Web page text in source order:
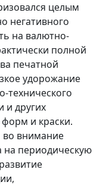
целым
негативного
на валютно-
полной
печатной
удорожание
технического
и других
и краски.
во внимание
периодическую